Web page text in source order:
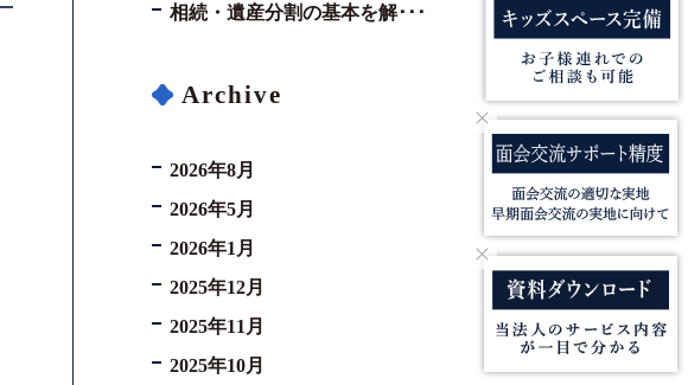
相続・遺産分割の基本を解･･･
Archive
2026年8月
2026年5月
2026年1月
2025年12月
2025年11月
2025年10月